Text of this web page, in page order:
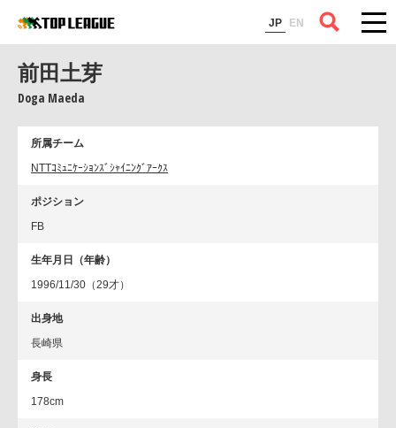
JP EN
コラム
前田土芽
Doga Maeda
所属チーム
NTTｺﾐｭﾆｹｰｼｮﾝｽﾞｼｬｲﾆﾝｸﾞｱｰｸｽ
ポジション
FB
生年月日（年齢）
1996/11/30（29才）
出身地
長崎県
身長
178cm